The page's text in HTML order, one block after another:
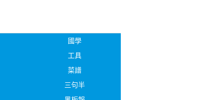
國學
工具
菜譜
三句半